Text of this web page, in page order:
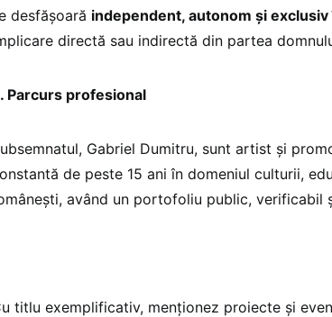
desfășoară independent, autonom și exclusiv
directă sau indirectă din partea
Parcurs profesional
Gabriel Dumitru, sunt artist și
de peste 15 ani în domeniul culturii,
având un portofoliu public, verificabil
titlu exemplificativ, menționez proiecte și